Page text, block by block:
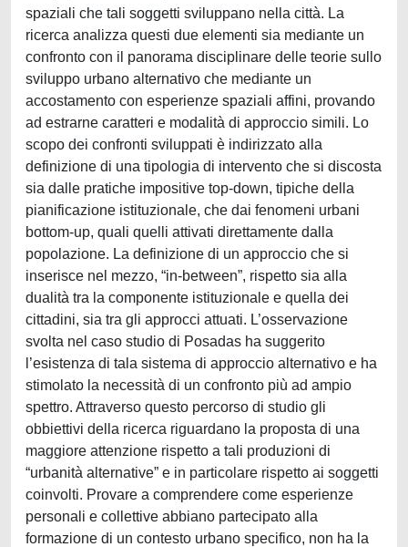
spaziali che tali soggetti sviluppano nella città. La
ricerca analizza questi due elementi sia mediante un
confronto con il panorama disciplinare delle teorie sullo
sviluppo urbano alternativo che mediante un
accostamento con esperienze spaziali affini, provando
ad estrarne caratteri e modalità di approccio simili. Lo
scopo dei confronti sviluppati è indirizzato alla
definizione di una tipologia di intervento che si discosta
sia dalle pratiche impositive top-down, tipiche della
pianificazione istituzionale, che dai fenomeni urbani
bottom-up, quali quelli attivati direttamente dalla
popolazione. La definizione di un approccio che si
inserisce nel mezzo, “in-between”, rispetto sia alla
dualità tra la componente istituzionale e quella dei
cittadini, sia tra gli approcci attuati. L’osservazione
svolta nel caso studio di Posadas ha suggerito
l’esistenza di tala sistema di approccio alternativo e ha
stimolato la necessità di un confronto più ad ampio
spettro. Attraverso questo percorso di studio gli
obbiettivi della ricerca riguardano la proposta di una
maggiore attenzione rispetto a tali produzioni di
“urbanità alternative” e in particolare rispetto ai soggetti
coinvolti. Provare a comprendere come esperienze
personali e collettive abbiano partecipato alla
formazione di un contesto urbano specifico, non ha la